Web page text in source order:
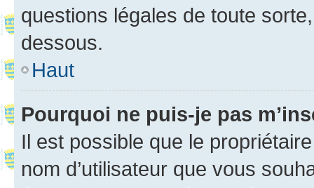
questions légales de toute
dessous.
Haut
Pourquoi ne puis-je pas
Il est possible que le
nom d’utilisateur que vous